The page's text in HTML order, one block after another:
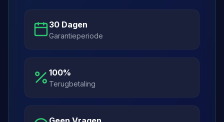
30 Dagen
Garantieperiode
100%
Terugbetaling